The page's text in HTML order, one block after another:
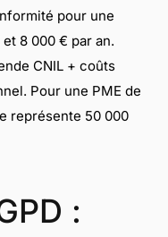
pour une
8 000 € par an.
CNIL + coûts
Pour une PME de
représente 50 000
: